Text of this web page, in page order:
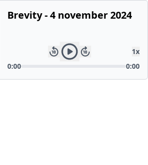
Brevity - 4 november 2024
1x
0:00
0:00